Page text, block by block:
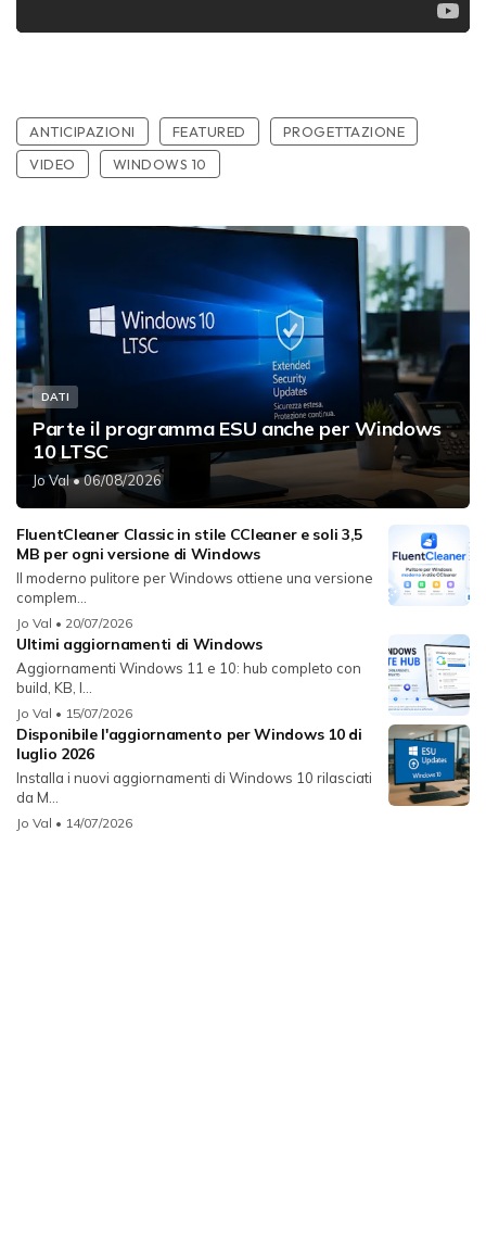
ANTICIPAZIONI FEATURED
PROGETTAZIONE
VIDEO
WINDOWS 10
DATI
Parte il programma ESU anche per Windows
10 LTSC
Jo Val• 06/08/2026
FluentCleaner Classic in stile CCleaner e soli 3,5
MB per ogni versione di Windows
Il moderno pulitore per Windows ottiene una versione
complem...
Jo Val • 20/07/2026
Ultimi aggiornamenti di Windows
Aggiornamenti Windows 11 e 10: hub completo con
build, KB, l...
Jo Val • 15/07/2026
Disponibile l'aggiornamento per Windows 10 di
luglio 2026
Installa i nuovi aggiornamenti di Windows 10 rilasciati
da M...
Jo Val • 14/07/2026